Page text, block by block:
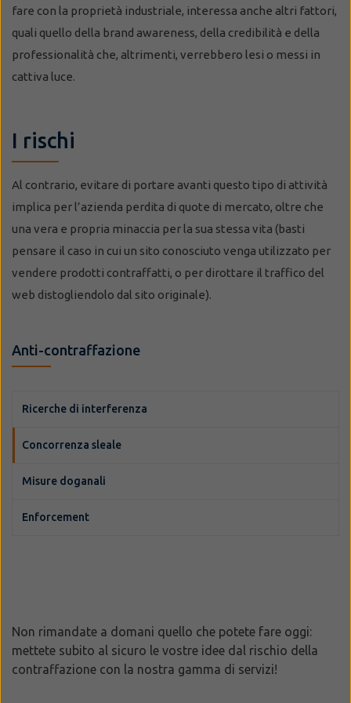
fare con la proprietà industriale, interessa anche altri fattori,
quali quello della brand awareness, della credibilità e della
professionalità che, altrimenti, verrebbero lesi o messi in
cattiva luce.
I rischi
Al contrario, evitare di portare avanti questo tipo di attività
implica per l’azienda perdita di quote di mercato, oltre che
una vera e propria minaccia per la sua stessa vita (basti
pensare il caso in cui un sito conosciuto venga utilizzato per
vendere prodotti contraffatti, o per dirottare il traffico del
web distogliendolo dal sito originale).
Anti-contraffazione
Ricerche di interferenza
Concorrenza sleale
Misure doganali
Enforcement
Non rimandate a domani quello che potete fare oggi:
mettete subito al sicuro le vostre idee dal rischio della
contraffazione con la nostra gamma di servizi!